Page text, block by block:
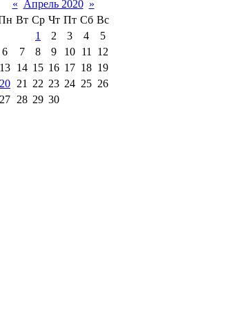
« Апрель 2020 »
Вт Ср Чт Пт Сб Вс
1
2 3 4
5
6
7 8 9 10 11
12
13 14 15 16 17 18 19
20 21 22 23 24 25 26
27 28 29 30